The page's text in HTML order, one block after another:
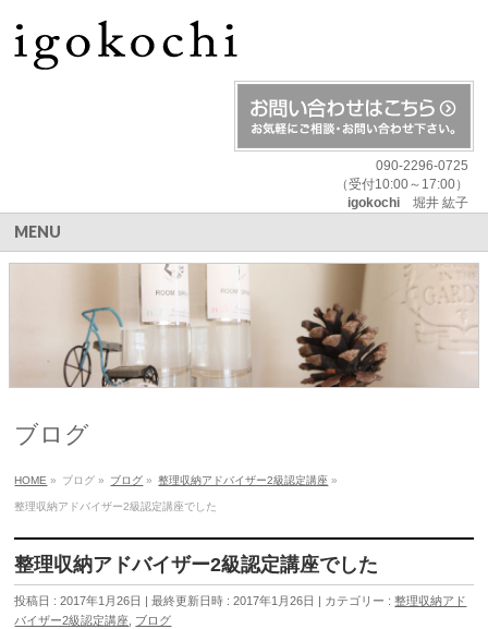
090-2296-0725
（受付10:00～17:00）
igokochi堀井 紘子
MENU
ブログ
HOME » ブログ » ブログ » 整理収納アドバイザー2級認定講座 »
整理収納アドバイザー2級認定講座でした
整理収納アドバイザー2級認定講座でした
投稿日 : 2017年1月26日 最終更新日時 : 2017年1月26日 カテゴリー :整理収納アド
バイザー2級認定講座
ブログ